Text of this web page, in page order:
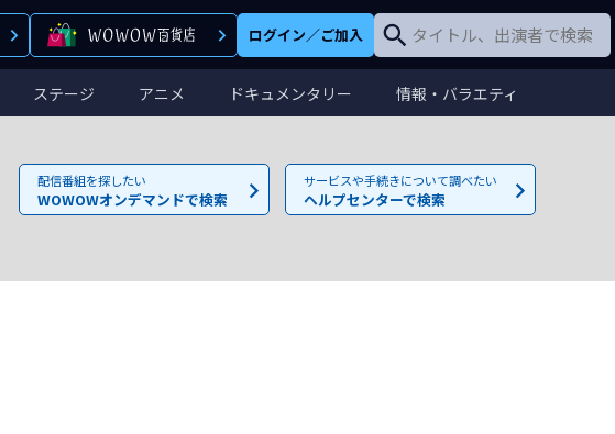
ログイン／ご加入
ステージ アニメ ドキュメンタリー 情報・バラエティ
配信番組を探したい
WOWOWオンデマンドで検索
サービスや手続きについて調べたい
ヘルプセンターで検索